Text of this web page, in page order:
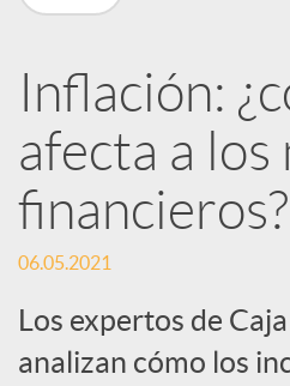
e
d
e
s
Inflación:
afecta a los
financieros?
06.05.2021
Los expertos de
analizan cómo los